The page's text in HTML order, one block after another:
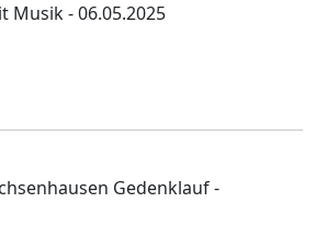
Musik - 06.05.2025
Gedenklauf -